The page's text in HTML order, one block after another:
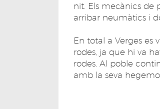
nit. Els mecànics de
arribar neumàtics i
En total a Verges es
rodes, ja que hi va
rodes. Al poble
amb la seva